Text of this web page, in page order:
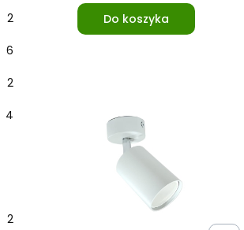
2
6
2
4
2
Do koszyka